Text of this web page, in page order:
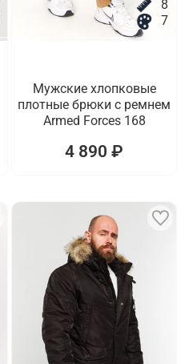
8
7
Мужские хлопковые
плотные брюки с ремнем
Armed Forces 168
4 890 ₽